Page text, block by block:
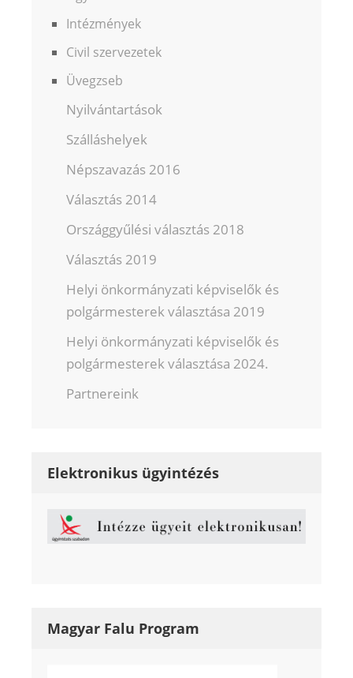
Intézmények
Civil szervezetek
Üvegzseb
Nyilvántartások
Szálláshelyek
Népszavazás 2016
Választás 2014
Országgyűlési választás 2018
Választás 2019
Helyi önkormányzati képviselők és
polgármesterek választása 2019
Helyi önkormányzati képviselők és
polgármesterek választása 2024.
Partnereink
Elektronikus ügyintézés
Magyar Falu Program